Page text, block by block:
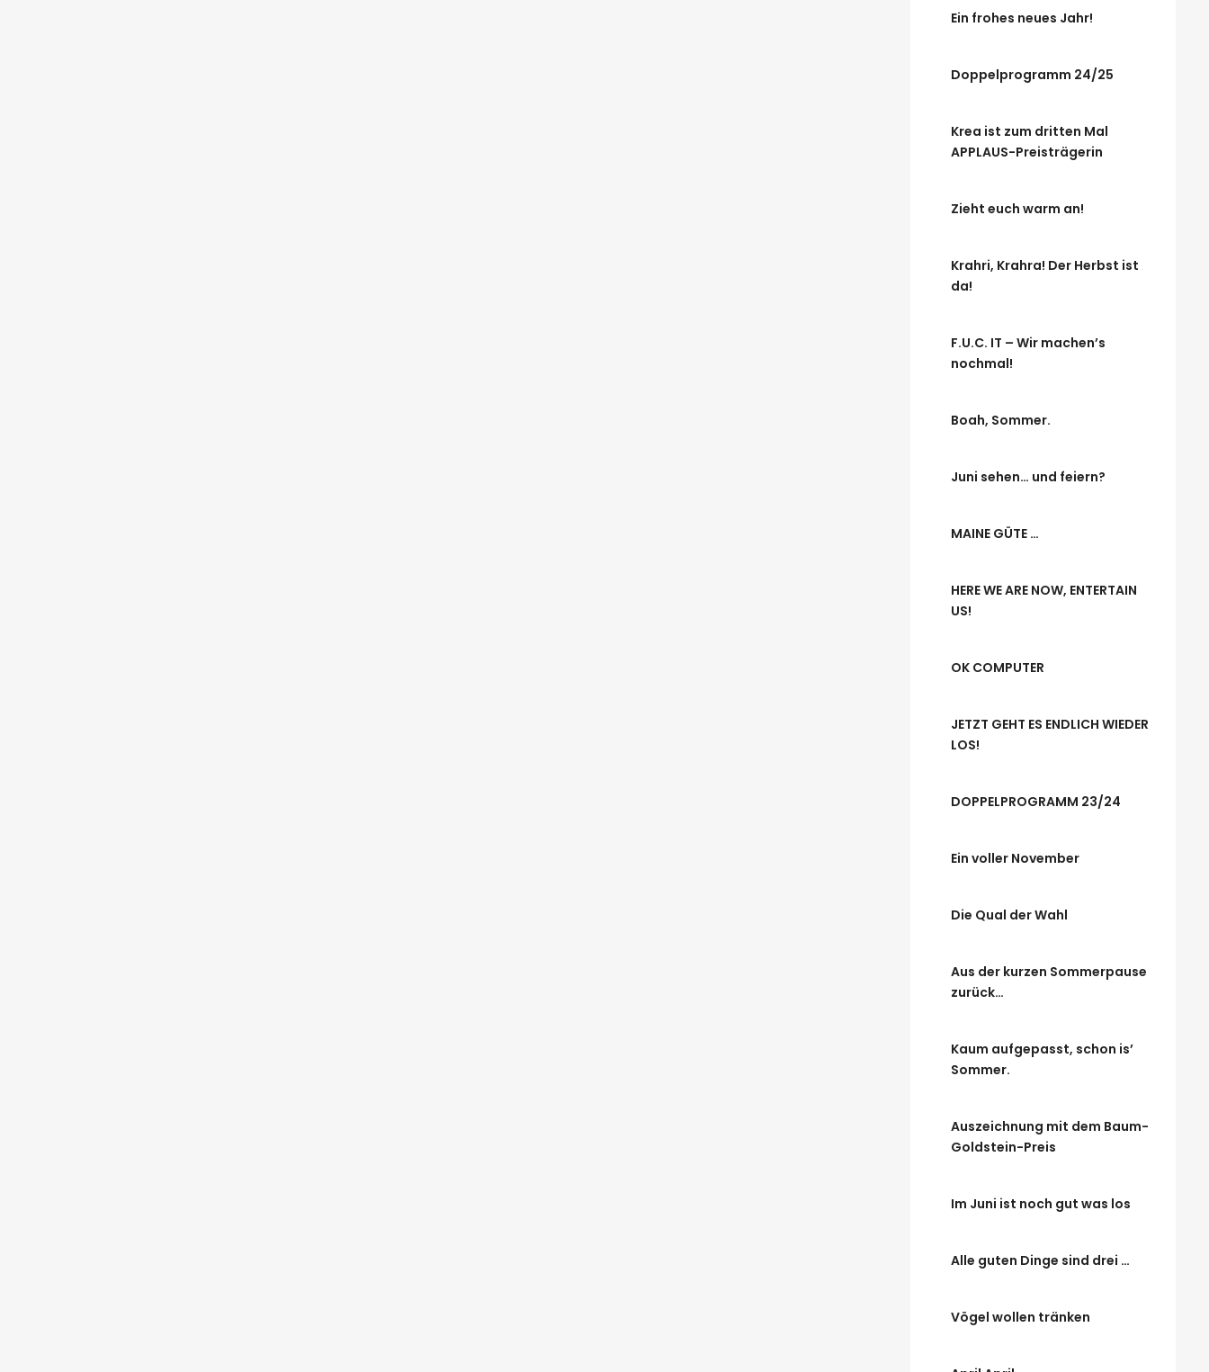
Ein frohes neues Jahr!
Doppelprogramm 24/25
Krea ist zum dritten Mal
APPLAUS-Preisträgerin
Zieht euch warm an!
Krahri, Krahra! Der Herbst ist
da!
F.U.C. IT – Wir machen’s
nochmal!
Boah, Sommer.
Juni sehen… und feiern?
MAINE GÜTE …
HERE WE ARE NOW, ENTERTAIN
US!
OK COMPUTER
JETZT GEHT ES ENDLICH WIEDER
LOS!
DOPPELPROGRAMM 23/24
Ein voller November
Die Qual der Wahl
Aus der kurzen Sommerpause
zurück…
Kaum aufgepasst, schon is’
Sommer.
Auszeichnung mit dem Baum-
Goldstein-Preis
Im Juni ist noch gut was los
Alle guten Dinge sind drei …
Vögel wollen tränken